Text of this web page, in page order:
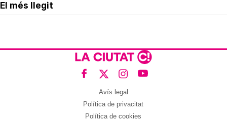
El més llegit
Avís legal
Política de privacitat
Política de cookies